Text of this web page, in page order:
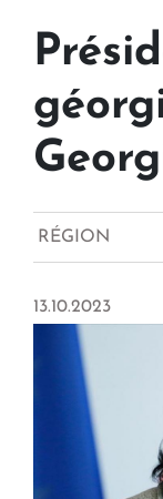
RÉGION
13.10.2023